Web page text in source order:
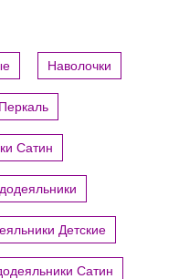
Наволочки
Сатин
Детские
Сатин